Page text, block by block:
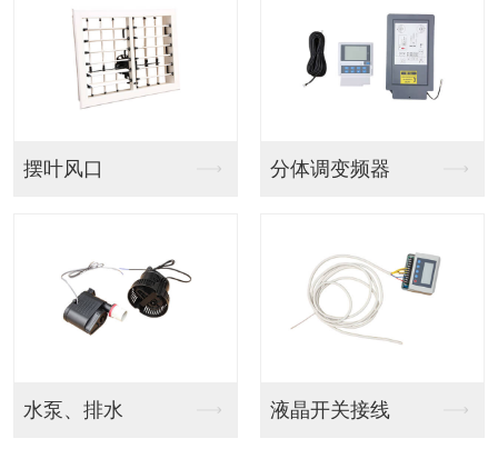
吊挂射流款 吊挂百叶窗款
吊挂风管机 吊柜射流款